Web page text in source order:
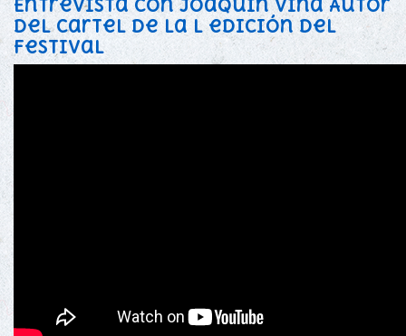
Entrevista con Joaquín Viña Autor
del cartel de la L edición del
festival